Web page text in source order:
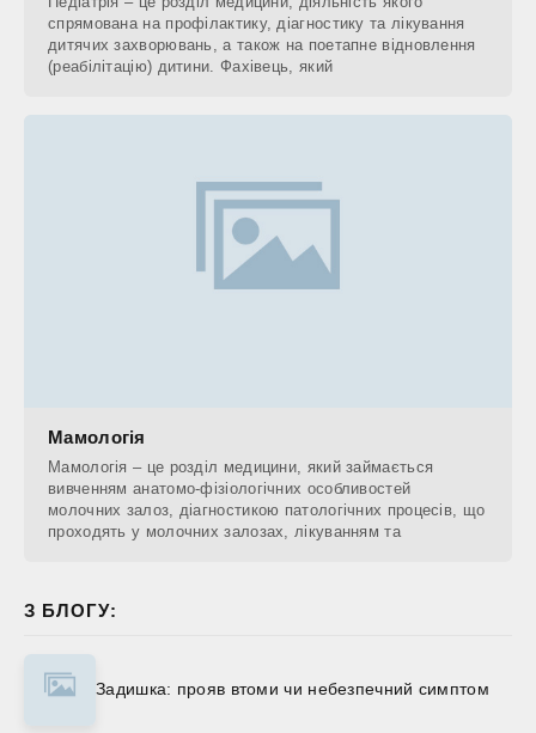
спрямована на профілактику, діагностику та лікування
дитячих захворювань, а також на поетапне відновлення
(реабілітацію) дитини. Фахівець, який
Мамологія
Мамологія – це розділ медицини, який займається
вивченням анатомо-фізіологічних особливостей
молочних залоз, діагностикою патологічних процесів, що
проходять у молочних залозах, лікуванням та
З БЛОГУ:
Задишка: прояв втоми чи небезпечний симптом